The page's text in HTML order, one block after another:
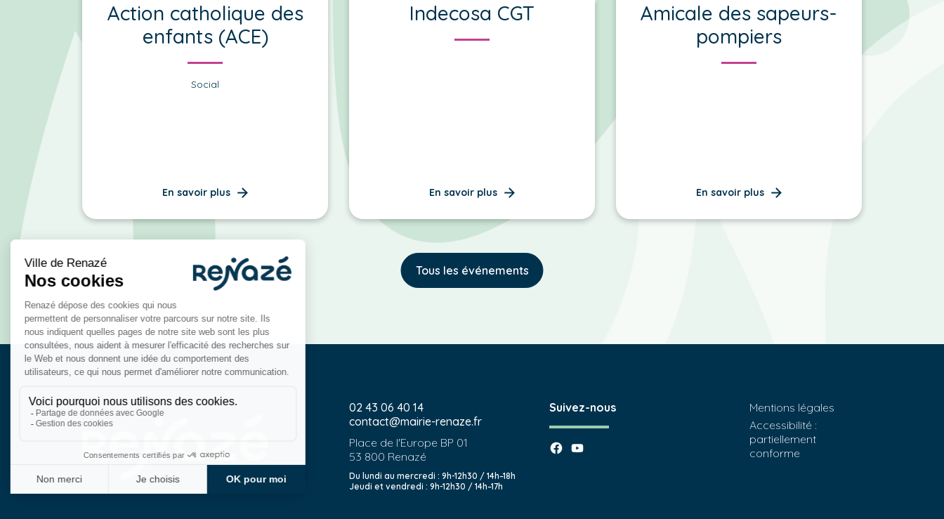
Action catholique des
enfants (ACE)
Social
En savoir plus
Indecosa CGT
En savoir plus
Amicale des sapeurs-
pompiers
En savoir plus
Tous les événements
02 43 06 40 14
contact@mairie-renaze.fr
Place de l'Europe BP 01
53 800 Renazé
Du lundi au mercredi : 9h-12h30 / 14h–18h
Jeudi et vendredi : 9h-12h30 / 14h–17h
Suivez-nous
Mentions légales
Accessibilité :
partiellement
conforme